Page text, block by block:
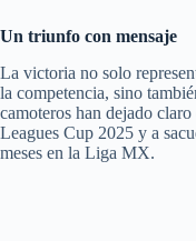
Un triunfo con mensaje
La victoria no solo
la competencia, sino
camoteros han dejado
Leagues Cup 2025 y a
meses en la Liga MX.